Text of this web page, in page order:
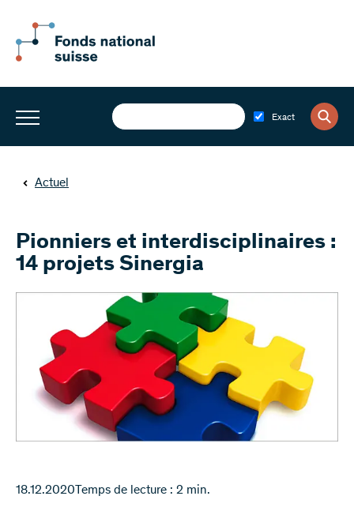
Exact
Actuel
Pionniers et interdisciplinaires :
14 projets Sinergia
18.12.2020 Temps de lecture : 2 min.